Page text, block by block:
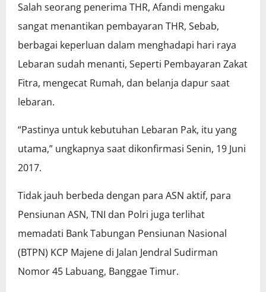
Salah seorang penerima THR, Afandi mengaku
sangat menantikan pembayaran THR, Sebab,
berbagai keperluan dalam menghadapi hari raya
Lebaran sudah menanti, Seperti Pembayaran Zakat
Fitra, mengecat Rumah, dan belanja dapur saat
lebaran.
“Pastinya untuk kebutuhan Lebaran Pak, itu yang
utama,” ungkapnya saat dikonfirmasi Senin, 19 Juni
2017.
Tidak jauh berbeda dengan para ASN aktif, para
Pensiunan ASN, TNI dan Polri juga terlihat
memadati Bank Tabungan Pensiunan Nasional
(BTPN) KCP Majene di Jalan Jendral Sudirman
Nomor 45 Labuang, Banggae Timur.